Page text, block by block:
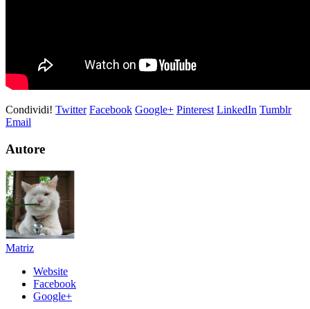
Condividi! Twitter Facebook Google+ Pinterest LinkedIn Tumblr
Email
Autore
Matriz
Website
Facebook
Google+